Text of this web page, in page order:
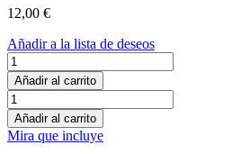
cantidad
12,00 €
Añadir a la lista de deseos
Tortilla
de
patatas
y
cebolla
1200gr.
Añadir al carrito
Tortilla
de
patatas
y
Añadir al carrito
Mira que incluye